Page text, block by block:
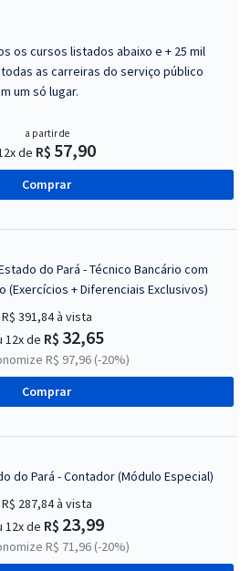
os cursos listados abaixo e + 25 mil
as carreiras do serviço público
um só lugar.
a partir de
de R$ 57,90
Comprar
do Pará - Técnico Bancário com
(Exercícios + Diferenciais Exclusivos)
R$ 391,84à vista
12x de R$ 32,65
R$ 97,96 (-20%)
Comprar
do Pará - Contador (Módulo Especial)
R$ 287,84à vista
12x de R$ 23,99
R$ 71,96 (-20%)